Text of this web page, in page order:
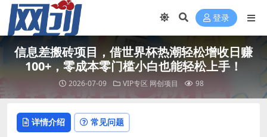
登录
信息差搬砖项目，借世界杯热潮轻松增收日赚
100+，零成本零门槛小白也能轻松上手！
2026-07-09 VIP专区 网创项目 98
详情介绍 常见问题